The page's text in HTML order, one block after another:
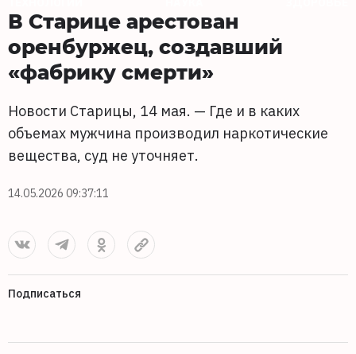
В Старице арестован
оренбуржец, создавший
«фабрику смерти»
Новости Старицы, 14 мая. — Где и в каких
объемах мужчина производил наркотические
вещества, суд не уточняет.
14.05.2026 09:37:11
Подписаться